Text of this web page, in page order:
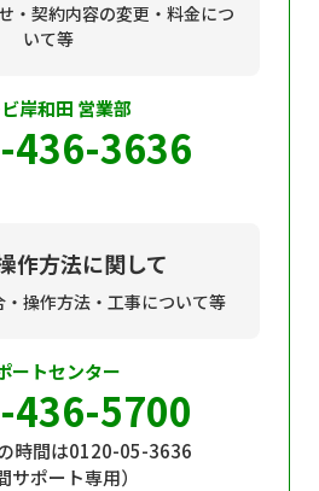
・契約内容の変更・料金につ
いて等
岸和田 営業部
436-3636
作方法に関して
操作方法・工事について等
ートセンター
436-5700
時間は0120-05-3636
サポート専用）